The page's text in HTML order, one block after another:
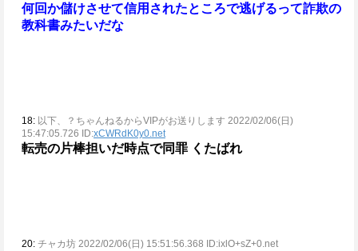
何回か儲けさせて信用されたところで逃げるって詐欺の
教科書みたいだな
18: 以下、？ちゃんねるからVIPがお送りします 2022/02/06(日)
15:47:05.726 ID:xCWRdK0y0.net
転売の片棒担いだ時点で同罪 くたばれ
20: チャカ坊 2022/02/06(日) 15:51:56.368 ID:ixlO+sZ+0.net